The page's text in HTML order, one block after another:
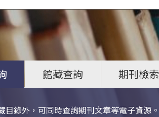
館藏查詢 期刊檢索
目錄外，可同時查詢期刊文章等電子資源。